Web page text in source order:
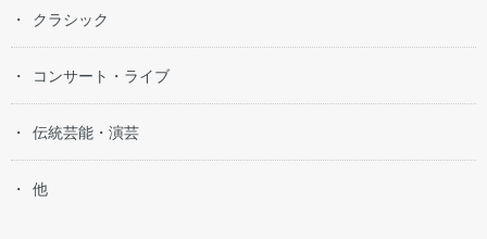
クラシック
コンサート・ライブ
伝統芸能・演芸
他